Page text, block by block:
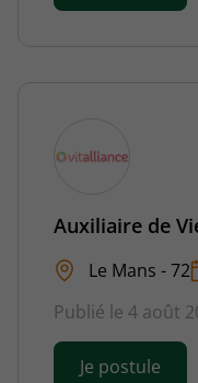
Auxiliaire de
Le Mans - 72
Publié le 4 août
Je postule